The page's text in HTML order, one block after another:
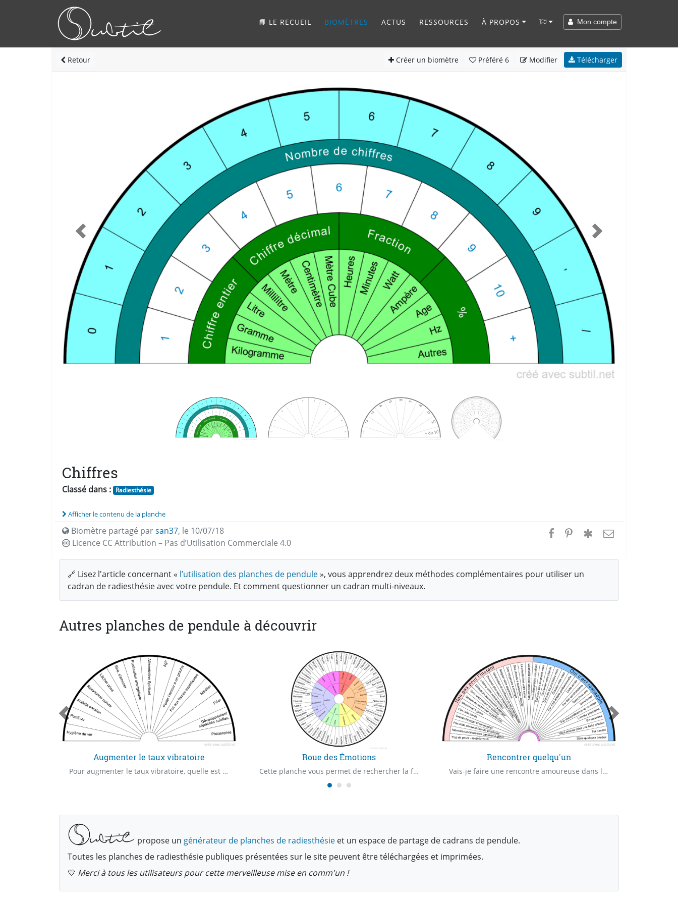
📘 LE RECUEIL BIOMÈTRES ACTUS RESSOURCES À PROPOS Mon compte
Retour Créer un biomètre Préféré 6 Modifier Télécharger
Précédent Suivant
Chiffres
Classé dans : Radiesthésie
Afficher le contenu de la planche
Biomètre partagé parsan37, le 10/07/18
Licence CCAttribution – Pas d’Utilisation Commerciale 4.0
🔗 Lisez l'article concernant « l’utilisation des planches de pendule», vous apprendrez deux méthodes complémentaires pour utiliser un
cadran de radiesthésie avec votre pendule. Et comment questionner un cadran multi-niveaux.
Autres planches de pendule à découvrir
Augmenter le taux vibratoire
Pour augmenter le taux vibratoire, quelle est la priorité ?
Roue des Émotions
Cette planche vous permet de rechercher la famille d'émotions en lien avec votre recherche.
Rencontrer quelqu'un
Vais-je faire une rencontre amoureuse dans les prochains temps? Vais-je rencontrer quelqu'un?
propose un générateur de planches de radiesthésie et un espace de partage de cadrans de pendule.
Toutes les planches de radiesthésie publiques présentées sur le site peuvent être téléchargées et imprimées.
💙 Merci à tous les utilisateurs pour cette merveilleuse mise en comm'un !